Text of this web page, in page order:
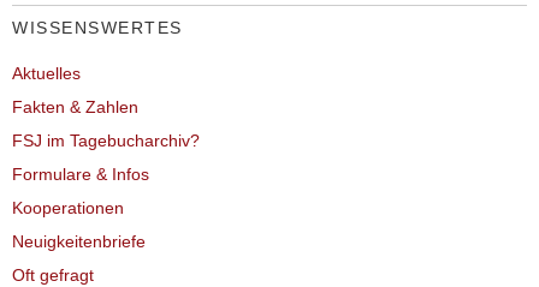
WISSENSWERTES
Aktuelles
Fakten & Zahlen
FSJ im Tagebucharchiv?
Formulare & Infos
Kooperationen
Neuigkeitenbriefe
Oft gefragt